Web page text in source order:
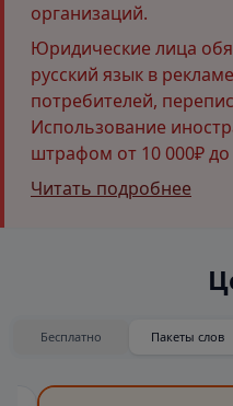
организаций.
Юридические лица
русский язык в
потребителей,
Использование
штрафом от 10 000₽ до
Читать подробнее
Бесплатно Пакеты слов